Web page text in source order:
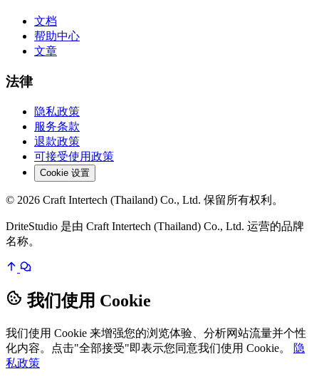
文档
帮助中心
文章
法律
隐私政策
服务条款
退款政策
可接受使用政策
Cookie 设置
© 2026 Craft Intertech (Thailand) Co., Ltd. 保留所有权利。
DriteStudio 是由 Craft Intertech (Thailand) Co., Ltd. 运营的品牌
名称。
我们使用 Cookie
我们使用 Cookie 来增强您的浏览体验、分析网站流量并个性
化内容。点击"全部接受"即表示您同意我们使用 Cookie。
隐
私政策